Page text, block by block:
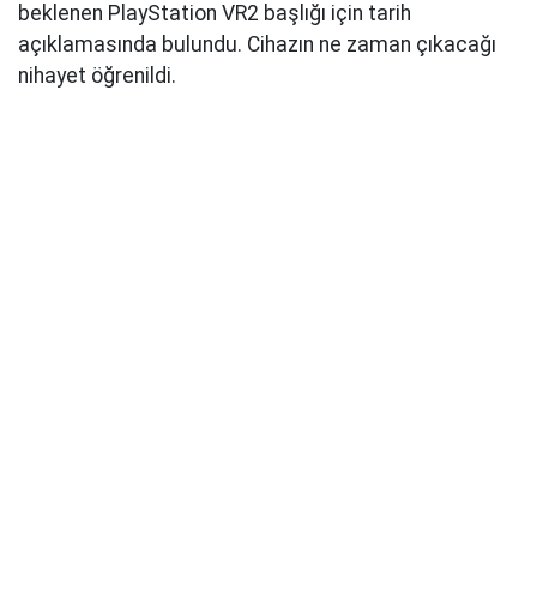
beklenen PlayStation VR2 başlığı için tarih
açıklamasında bulundu. Cihazın ne zaman çıkacağı
nihayet öğrenildi.